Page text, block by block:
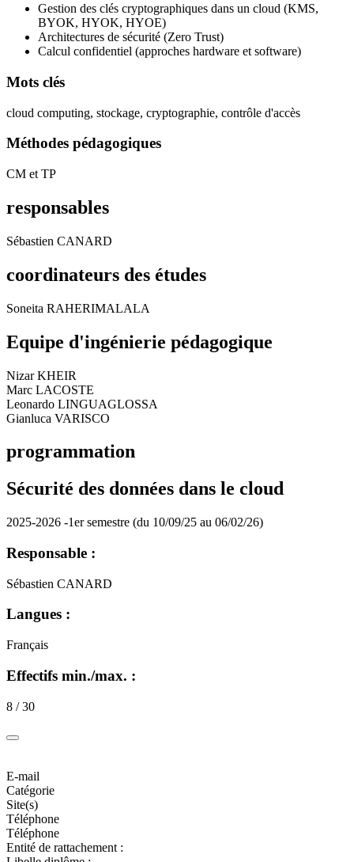
Gestion des clés cryptographiques dans un cloud (KMS,
BYOK, HYOK, HYOE)
Architectures de sécurité (Zero Trust)
Calcul confidentiel (approches hardware et software)
Mots clés
cloud computing, stockage, cryptographie, contrôle d'accès
Méthodes pédagogiques
CM et TP
responsables
Sébastien CANARD
coordinateurs des études
Soneita RAHERIMALALA
Equipe d'ingénierie pédagogique
Nizar KHEIR
Marc LACOSTE
Leonardo LINGUAGLOSSA
Gianluca VARISCO
programmation
Sécurité des données dans le cloud
2025-2026 -1er semestre (du 10/09/25 au 06/02/26)
Responsable :
Sébastien CANARD
Langues :
Français
Effectifs min./max. :
8 / 30
E-mail
Catégorie
Site(s)
Téléphone
Téléphone
Entité de rattachement :